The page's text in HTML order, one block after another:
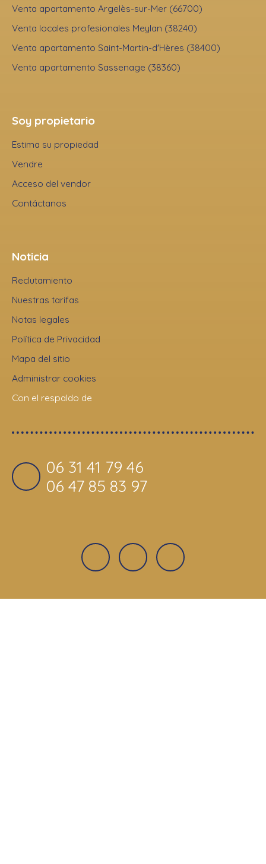
Venta apartamento Argelès-sur-Mer (66700)
Venta locales profesionales Meylan (38240)
Venta apartamento Saint-Martin-d'Hères (38400)
Venta apartamento Sassenage (38360)
Soy propietario
Estima su propiedad
Vendre
Acceso del vendor
Contáctanos
Noticia
Reclutamiento
Nuestras tarifas
Notas legales
Política de Privacidad
Mapa del sitio
Administrar cookies
Con el respaldo de
06 31 41 79 46
06 47 85 83 97